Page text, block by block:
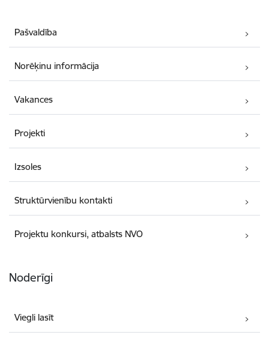
Pašvaldība
Norēķinu informācija
Vakances
Projekti
Izsoles
Struktūrvienību kontakti
Projektu konkursi, atbalsts NVO
Noderīgi
Viegli lasīt